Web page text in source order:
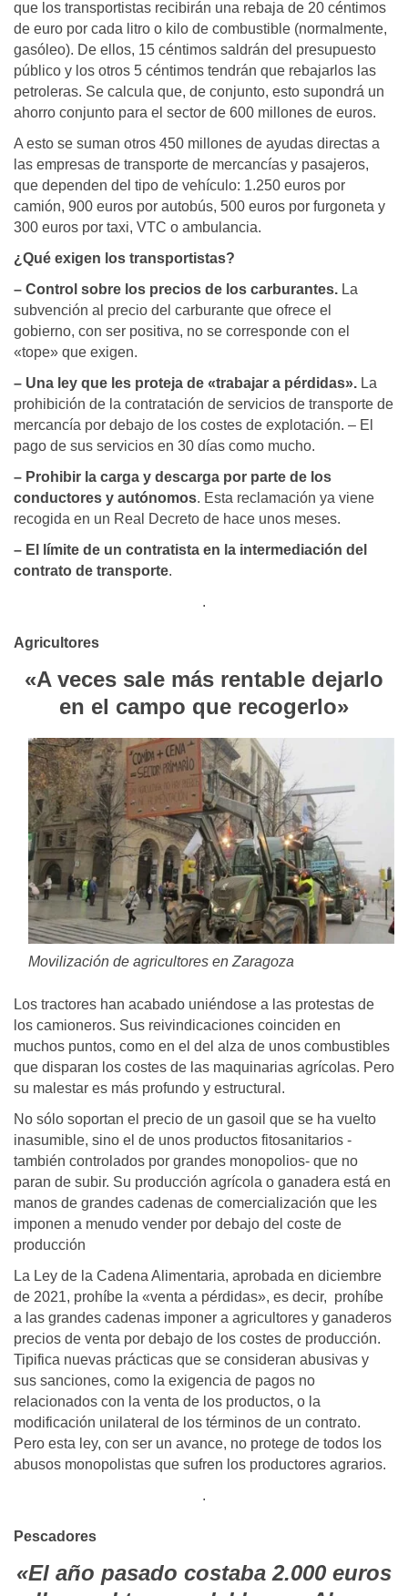
que los transportistas recibirán una rebaja de 20 céntimos
de euro por cada litro o kilo de combustible (normalmente,
gasóleo). De ellos, 15 céntimos saldrán del presupuesto
público y los otros 5 céntimos tendrán que rebajarlos las
petroleras. Se calcula que, de conjunto, esto supondrá un
ahorro conjunto para el sector de 600 millones de euros.
A esto se suman otros 450 millones de ayudas directas a
las empresas de transporte de mercancías y pasajeros,
que dependen del tipo de vehículo: 1.250 euros por
camión, 900 euros por autobús, 500 euros por furgoneta y
300 euros por taxi, VTC o ambulancia.
¿Qué exigen los transportistas?
– Control sobre los precios de los carburantes. La
subvención al precio del carburante que ofrece el
gobierno, con ser positiva, no se corresponde con el
«tope» que exigen.
– Una ley que les proteja de «trabajar a pérdidas». La
prohibición de la contratación de servicios de transporte de
mercancía por debajo de los costes de explotación. – El
pago de sus servicios en 30 días como mucho.
– Prohibir la carga y descarga por parte de los
conductores y autónomos. Esta reclamación ya viene
recogida en un Real Decreto de hace unos meses.
– El límite de un contratista en la intermediación del
contrato de transporte.
.
Agricultores
«A veces sale más rentable dejarlo
en el campo que recogerlo»
Movilización de agricultores en Zaragoza
Los tractores han acabado uniéndose a las protestas de
los camioneros. Sus reivindicaciones coinciden en
muchos puntos, como en el del alza de unos combustibles
que disparan los costes de las maquinarias agrícolas. Pero
su malestar es más profundo y estructural.
No sólo soportan el precio de un gasoil que se ha vuelto
inasumible, sino el de unos productos fitosanitarios -
también controlados por grandes monopolios- que no
paran de subir. Su producción agrícola o ganadera está en
manos de grandes cadenas de comercialización que les
imponen a menudo vender por debajo del coste de
producción
La Ley de la Cadena Alimentaria, aprobada en diciembre
de 2021, prohíbe la «venta a pérdidas», es decir, prohíbe
a las grandes cadenas imponer a agricultores y ganaderos
precios de venta por debajo de los costes de producción.
Tipifica nuevas prácticas que se consideran abusivas y
sus sanciones, como la exigencia de pagos no
relacionados con la venta de los productos, o la
modificación unilateral de los términos de un contrato.
Pero esta ley, con ser un avance, no protege de todos los
abusos monopolistas que sufren los productores agrarios.
.
Pescadores
«El año pasado costaba 2.000 euros